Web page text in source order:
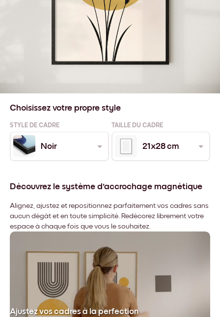
Choisissez votre propre style
STYLE DE CADRE TAILLE DU CADRE
Noir 21x28 cm
Découvrez le système d'accrochage magnétique
Alignez, ajustez et repositionnez parfaitement vos cadres sans
aucun dégât et en toute simplicité. Redécorez librement votre
espace à chaque fois que vous le souhaitez.
Ajustez vos cadres à la perfection